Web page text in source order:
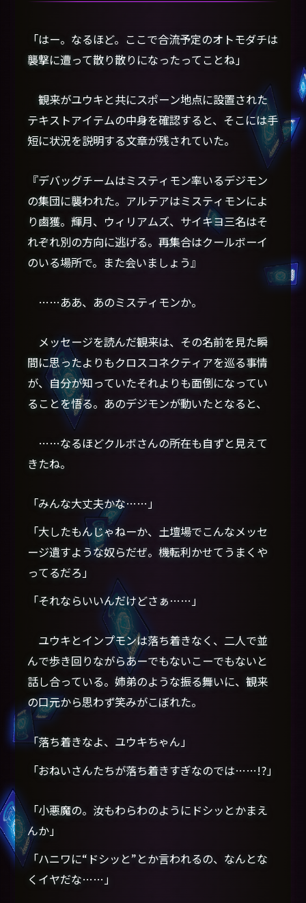
「はー。なるほど。ここで合流予定のオトモダチは
襲撃に遭って散り散りになったってことね」
観来がユウキと共にスポーン地点に設置された
テキストアイテムの中身を確認すると、そこには手
短に状況を説明する文章が残されていた。
『デバッグチームはミスティモン率いるデジモン
の集団に襲われた。アルテアはミスティモンによ
り鹵獲。輝月、ウィリアムズ、サイキヨ三名はそ
れぞれ別の方向に逃げる。再集合はクールボーイ
のいる場所で。また会いましょう』
……ああ、あのミスティモンか。
メッセージを読んだ観来は、その名前を見た瞬
間に思ったよりもクロスコネクティアを巡る事情
が、自分が知っていたそれよりも面倒になってい
ることを悟る。あのデジモンが動いたとなると、
……なるほどクルボさんの所在も自ずと見えて
きたね。
「みんな大丈夫かな……」
「大したもんじゃねーか、土壇場でこんなメッセ
ージ遺すような奴らだぜ。機転利かせてうまくや
ってるだろ」
「それならいいんだけどさぁ……」
ユウキとインプモンは落ち着きなく、二人で並
んで歩き回りながらあーでもないこーでもないと
話し合っている。姉弟のような振る舞いに、観来
の口元から思わず笑みがこぼれた。
「落ち着きなよ、ユウキちゃん」
「おねいさんたちが落ち着きすぎなのでは……!?」
「小悪魔の。汝もわらわのようにドシッとかまえ
んか」
「ハニワに“ドシッと”とか言われるの、なんとな
くイヤだな……」